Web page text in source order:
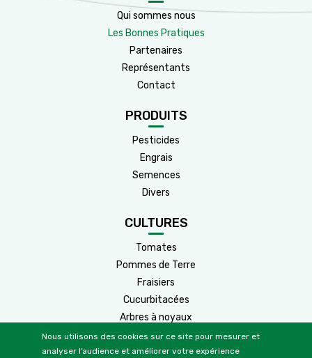
Qui sommes nous
Les Bonnes Pratiques
Partenaires
Représentants
Contact
PRODUITS
Pesticides
Engrais
Semences
Divers
CULTURES
Tomates
Pommes de Terre
Fraisiers
Cucurbitacées
Arbres à noyaux
Arbres à pépins
Nous utilisons des cookies sur ce site pour mesurer et
analyser l’audience et améliorer votre expérience